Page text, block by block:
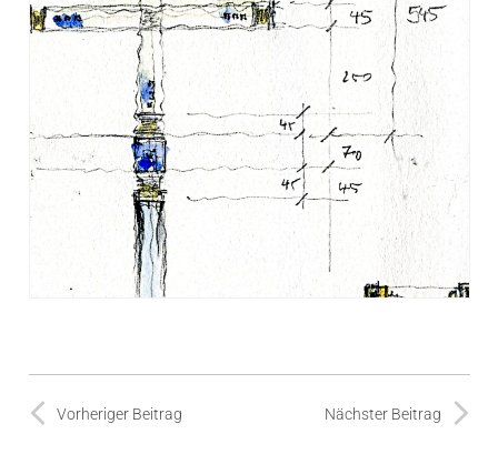
Vorheriger Beitrag Nächster Beitrag